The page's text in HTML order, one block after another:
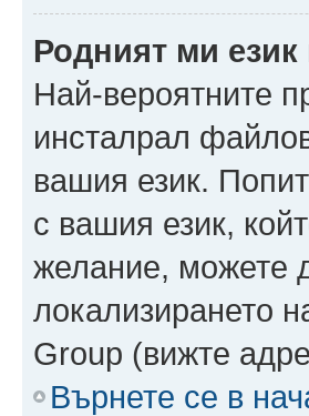
Родният ми
Най-вероятните
инсталрал
вашия език.
с вашия език,
желание, можете
локализирането
Group (вижте
Върнете се в